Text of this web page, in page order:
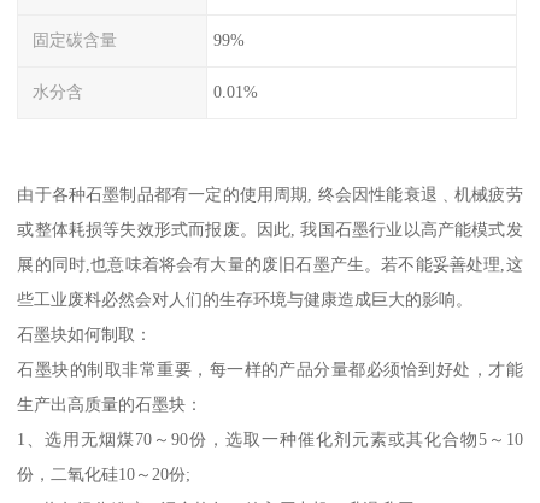
固定碳含量 99%
水分含 0.01%
由于各种石墨制品都有一定的使用周期, 终会因性能衰退﹑机械疲劳
或整体耗损等失效形式而报废。因此, 我国石墨行业以高产能模式发
展的同时,也意味着将会有大量的废旧石墨产生。若不能妥善处理,这
些工业废料必然会对人们的生存环境与健康造成巨大的影响。
石墨块如何制取：
石墨块的制取非常重要，每一样的产品分量都必须恰到好处，才能
生产出高质量的石墨块：
1、选用无烟煤70～90份，选取一种催化剂元素或其化合物5～10
份，二氧化硅10～20份;